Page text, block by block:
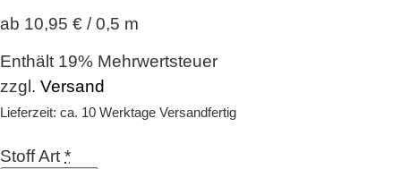
ab 10,95 € / 0,5 m
Enthält 19% Mehrwertsteuer
zzgl. Versand
Lieferzeit: ca. 10 Werktage Versandfertig
Stoff Art *